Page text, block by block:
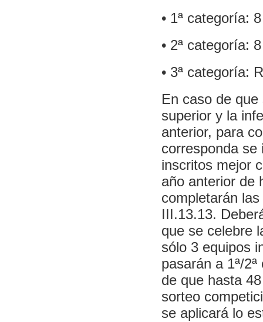
• 1ª categoría:
• 2ª categoría:
• 3ª categoría:
En caso de
superior y la
anterior, para
corresponda se
inscritos mejor
año anterior de
completarán
III.13.13.
que se celebre
sólo 3 equipos
pasarán a 1ª/
de que hasta
sorteo
se aplicará lo